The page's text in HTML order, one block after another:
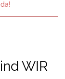
WIR